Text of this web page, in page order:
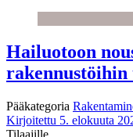
Hailuotoon
rakennustöihin
Pääkategoria
Kirjoitettu 5. elokuuta
Tilaajille